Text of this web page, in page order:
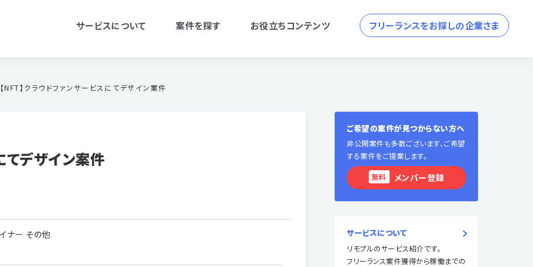
サービスについて 案件を探す お役立ちコンテンツ フリーランスをお探しの企業さま
【NFT】クラウドファンサービスにてデザイン案件
てデザイン案件
ナー その他
ご希望の案件が見つからない方へ
非公開案件も多数ございます、ご希望
する案件をご提案します。
無料 メンバー登録
サービスについて
リモプルのサービス紹介です。
フリーランス案件獲得から稼働までの